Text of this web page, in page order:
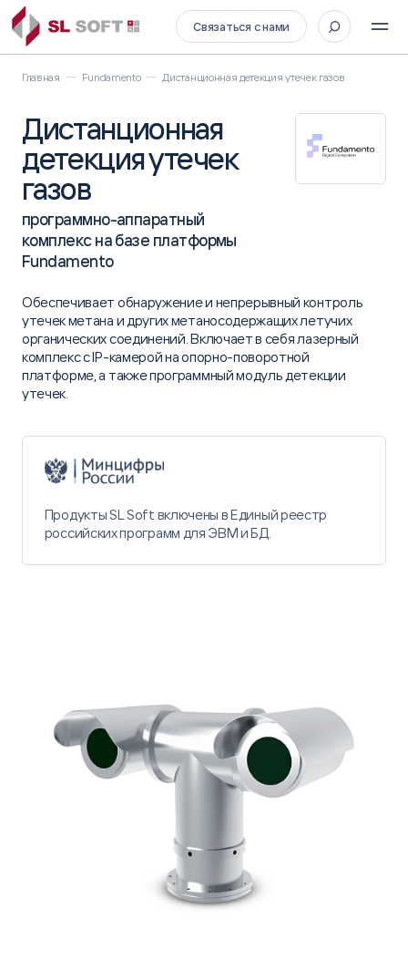
Связаться с нами
Главная Fundamento Дистанционная детекция утечек газов
Дистанционная
детекция утечек
газов
программно-аппаратный
комплекс на базе платформы
Fundamento
Обеспечивает обнаружение и непрерывный контроль
утечек метана и других метаносодержащих летучих
органических соединений. Включает в себя лазерный
комплекс с IP-камерой на опорно-поворотной
платформе, а также программный модуль детекции
утечек.
Продукты SL Soft включены в Единый реестр
российских программ для ЭВМ и БД.